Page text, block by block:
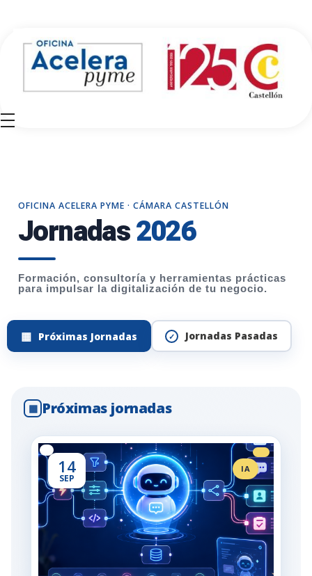
OFICINA ACELERA PYME · CÁMARA CASTELLÓN
Jornadas2026
Formación, consultoría y herramientas prácticas
para impulsar la digitalización de tu negocio.
Próximas Jornadas Jornadas Pasadas
▦ Próximas jornadas
14
SEP
IA